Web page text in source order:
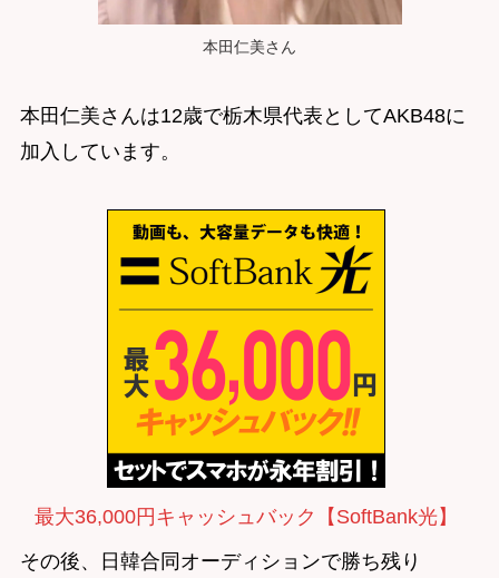
本田仁美さん
本田仁美さんは12歳で栃木県代表としてAKB48に
加入しています。
最大36,000円キャッシュバック【SoftBank光】
その後、日韓合同オーディションで勝ち残り